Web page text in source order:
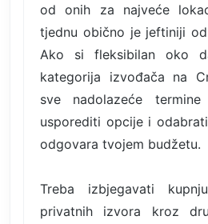
od onih za najveće
tjednu obično je jeftiniji
Ako si fleksibilan oko
kategorija izvođača na
sve nadolazeće
usporediti opcije i
odgovara tvojem budžetu.
Treba izbjegavati
privatnih izvora kroz